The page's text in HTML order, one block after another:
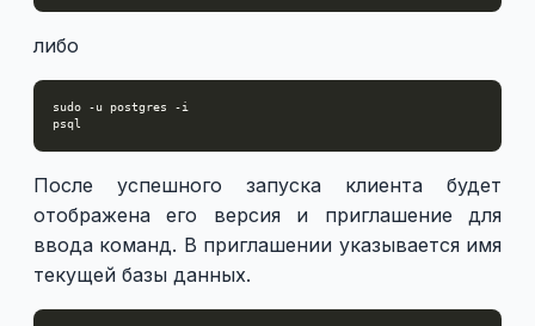
либо
После успешного запуска клиента будет
отображена его версия и приглашение для
ввода команд. В приглашении указывается имя
текущей базы данных.